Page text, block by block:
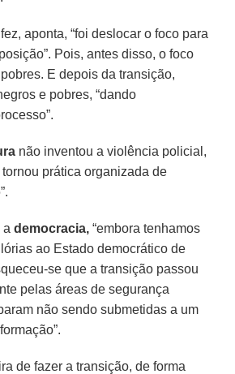
fez, aponta, “foi deslocar o foco para
Pois, antes disso, o foco
E depois da transição,
e pobres, “dando
não inventou a violência policial,
prática organizada de
ademocracia, “embora tenhamos
ao Estado democrático de
se que a transição passou
pelas áreas de segurança
não sendo submetidas a um
de fazer a transição, de forma